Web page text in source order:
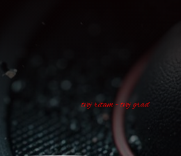
tvoj ritam - tvoj grad